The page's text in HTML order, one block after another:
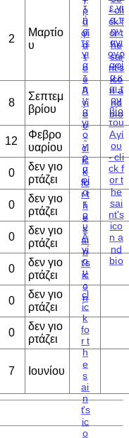
2
Μαρτίο
υ
8
Σεπτεμ
βρίου
12
Φεβρο
υαρίου
0
δεν γιο
ρτάζει
0
δεν γιο
ρτάζει
0
δεν γιο
ρτάζει
0
δεν γιο
ρτάζει
0
δεν γιο
ρτάζει
0
δεν γιο
ρτάζει
7 Ιουνίου